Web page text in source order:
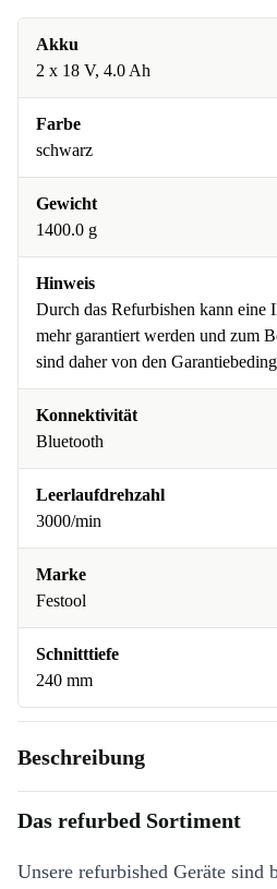
Akku
2 x 18 V, 4.0 Ah
Farbe
schwarz
Gewicht
1400.0 g
Hinweis
Durch das Refurbishen kann
mehr garantiert werden und zum
sind daher von den
Konnektivität
Bluetooth
Leerlaufdrehzahl
3000/min
Marke
Festool
Schnitttiefe
240 mm
Beschreibung
Das refurbed Sortiment
Unsere refurbished Geräte sind